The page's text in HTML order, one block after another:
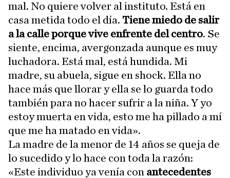
mal. No quiere volver al instituto. Está en
casa metida todo el día. Tiene miedo de salir
a la calle porque vive enfrente del centro. Se
siente, encima, avergonzada aunque es muy
luchadora. Está mal, está hundida. Mi
madre, su abuela, sigue en shock. Ella no
hace más que llorar y ella se lo guarda todo
también para no hacer sufrir a la niña. Y yo
estoy muerta en vida, esto me ha pillado a mí
que me ha matado en vida».
La madre de la menor de 14 años se queja de
lo sucedido y lo hace con toda la razón:
«Este individuo ya venía con antecedentes